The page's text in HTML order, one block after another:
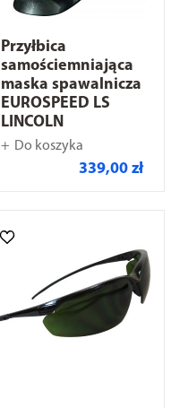
Przyłbica
samościemniająca
maska spawalnicza
EUROSPEED LS
LINCOLN
Do koszyka
339,00 zł